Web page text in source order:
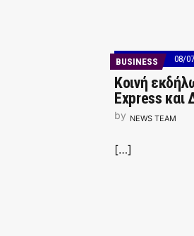
BUSINESS 08/
Κοινή
Express και
by NEWS TEAM
[…]